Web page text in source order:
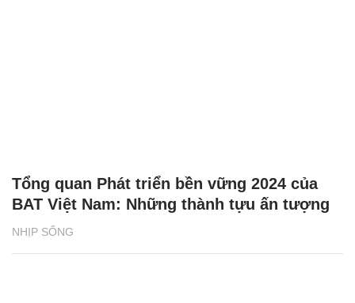
NHỊP SỐNG
Tổng quan Phát triển bền vững 2024 của
BAT Việt Nam: Những thành tựu ấn tượng